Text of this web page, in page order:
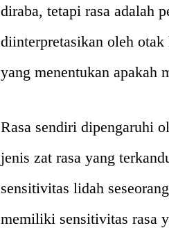
diraba, tetapi rasa adalah
diinterpretasikan oleh
yang menentukan apakah
Rasa sendiri dipengaruhi
jenis zat rasa yang
sensitivitas lidah
memiliki sensitivitas rasa